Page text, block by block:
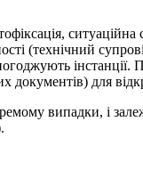
ситуаційна
(технічний
документів) для
випадки, і